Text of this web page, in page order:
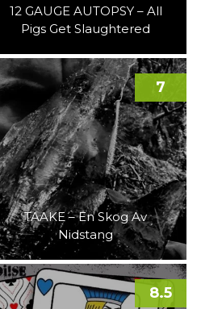
12 GAUGE AUTOPSY – All
Pigs Get Slaughtered
TAAKE – En Skog Av
Nidstang
7
8.5